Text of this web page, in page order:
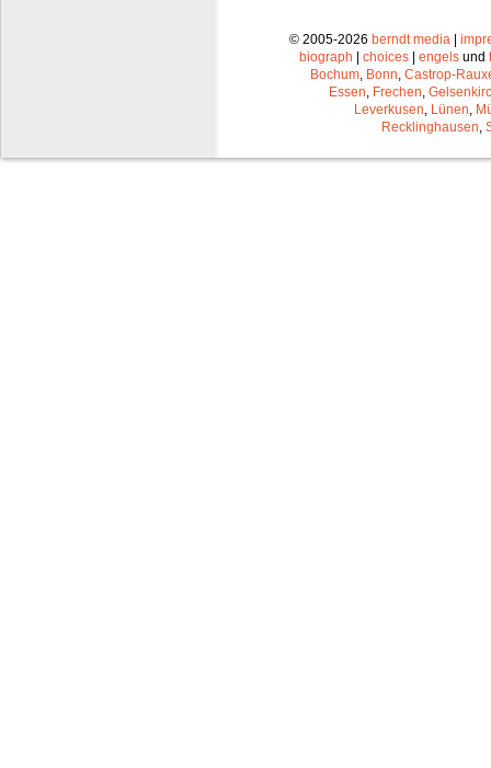
© 2005-2026 berndt media |
biograph | choices | engels und
Bochum Bonn Castrop-
Essen Frechen
Leverkusen Lünen
Recklinghausen